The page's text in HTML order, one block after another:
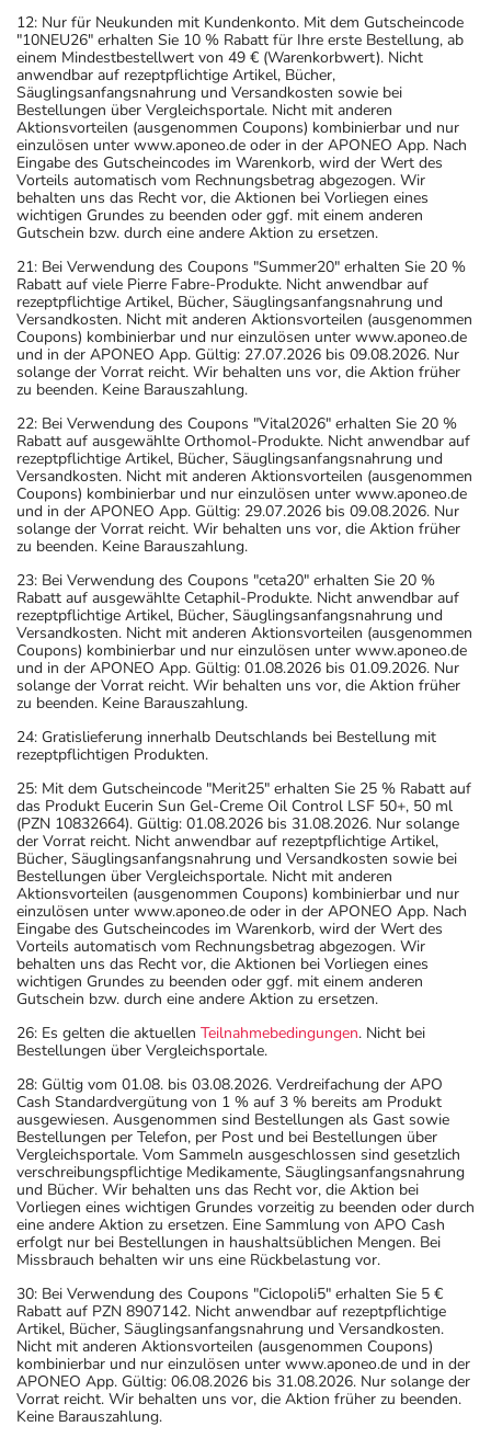
12: Nur für Neukunden mit Kundenkonto. Mit dem Gutscheincode
"10NEU26" erhalten Sie 10 % Rabatt für Ihre erste Bestellung, ab
einem Mindestbestellwert von 49 € (Warenkorbwert). Nicht
anwendbar auf rezeptpflichtige Artikel, Bücher,
Säuglingsanfangsnahrung und Versandkosten sowie bei
Bestellungen über Vergleichsportale. Nicht mit anderen
Aktionsvorteilen (ausgenommen Coupons) kombinierbar und nur
einzulösen unter www.aponeo.de oder in der APONEO App. Nach
Eingabe des Gutscheincodes im Warenkorb, wird der Wert des
Vorteils automatisch vom Rechnungsbetrag abgezogen. Wir
behalten uns das Recht vor, die Aktionen bei Vorliegen eines
wichtigen Grundes zu beenden oder ggf. mit einem anderen
Gutschein bzw. durch eine andere Aktion zu ersetzen.
21: Bei Verwendung des Coupons "Summer20" erhalten Sie 20 %
Rabatt auf viele Pierre Fabre-Produkte. Nicht anwendbar auf
rezeptpflichtige Artikel, Bücher, Säuglingsanfangsnahrung und
Versandkosten. Nicht mit anderen Aktionsvorteilen (ausgenommen
Coupons) kombinierbar und nur einzulösen unter www.aponeo.de
und in der APONEO App. Gültig: 27.07.2026 bis 09.08.2026. Nur
solange der Vorrat reicht. Wir behalten uns vor, die Aktion früher
zu beenden. Keine Barauszahlung.
22: Bei Verwendung des Coupons "Vital2026" erhalten Sie 20 %
Rabatt auf ausgewählte Orthomol-Produkte. Nicht anwendbar auf
rezeptpflichtige Artikel, Bücher, Säuglingsanfangsnahrung und
Versandkosten. Nicht mit anderen Aktionsvorteilen (ausgenommen
Coupons) kombinierbar und nur einzulösen unter www.aponeo.de
und in der APONEO App. Gültig: 29.07.2026 bis 09.08.2026. Nur
solange der Vorrat reicht. Wir behalten uns vor, die Aktion früher
zu beenden. Keine Barauszahlung.
23: Bei Verwendung des Coupons "ceta20" erhalten Sie 20 %
Rabatt auf ausgewählte Cetaphil-Produkte. Nicht anwendbar auf
rezeptpflichtige Artikel, Bücher, Säuglingsanfangsnahrung und
Versandkosten. Nicht mit anderen Aktionsvorteilen (ausgenommen
Coupons) kombinierbar und nur einzulösen unter www.aponeo.de
und in der APONEO App. Gültig: 01.08.2026 bis 01.09.2026. Nur
solange der Vorrat reicht. Wir behalten uns vor, die Aktion früher
zu beenden. Keine Barauszahlung.
24: Gratislieferung innerhalb Deutschlands bei Bestellung mit
rezeptpflichtigen Produkten.
25: Mit dem Gutscheincode "Merit25" erhalten Sie 25 % Rabatt auf
das Produkt Eucerin Sun Gel-Creme Oil Control LSF 50+, 50 ml
(PZN 10832664). Gültig: 01.08.2026 bis 31.08.2026. Nur solange
der Vorrat reicht. Nicht anwendbar auf rezeptpflichtige Artikel,
Bücher, Säuglingsanfangsnahrung und Versandkosten sowie bei
Bestellungen über Vergleichsportale. Nicht mit anderen
Aktionsvorteilen (ausgenommen Coupons) kombinierbar und nur
einzulösen unter www.aponeo.de oder in der APONEO App. Nach
Eingabe des Gutscheincodes im Warenkorb, wird der Wert des
Vorteils automatisch vom Rechnungsbetrag abgezogen. Wir
behalten uns das Recht vor, die Aktionen bei Vorliegen eines
wichtigen Grundes zu beenden oder ggf. mit einem anderen
Gutschein bzw. durch eine andere Aktion zu ersetzen.
26: Es gelten die aktuellen Teilnahmebedingungen. Nicht bei
Bestellungen über Vergleichsportale.
28: Gültig vom 01.08. bis 03.08.2026. Verdreifachung der APO
Cash Standardvergütung von 1 % auf 3 % bereits am Produkt
ausgewiesen. Ausgenommen sind Bestellungen als Gast sowie
Bestellungen per Telefon, per Post und bei Bestellungen über
Vergleichsportale. Vom Sammeln ausgeschlossen sind gesetzlich
verschreibungspflichtige Medikamente, Säuglingsanfangsnahrung
und Bücher. Wir behalten uns das Recht vor, die Aktion bei
Vorliegen eines wichtigen Grundes vorzeitig zu beenden oder durch
eine andere Aktion zu ersetzen. Eine Sammlung von APO Cash
erfolgt nur bei Bestellungen in haushaltsüblichen Mengen. Bei
Missbrauch behalten wir uns eine Rückbelastung vor.
30: Bei Verwendung des Coupons "Ciclopoli5" erhalten Sie 5 €
Rabatt auf PZN 8907142. Nicht anwendbar auf rezeptpflichtige
Artikel, Bücher, Säuglingsanfangsnahrung und Versandkosten.
Nicht mit anderen Aktionsvorteilen (ausgenommen Coupons)
kombinierbar und nur einzulösen unter www.aponeo.de und in der
APONEO App. Gültig: 06.08.2026 bis 31.08.2026. Nur solange der
Vorrat reicht. Wir behalten uns vor, die Aktion früher zu beenden.
Keine Barauszahlung.